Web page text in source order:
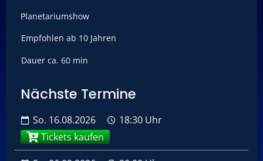
Planetariumshow
Empfohlen ab 10 Jahren
Dauer ca. 60 min
Nächste Termine
So. 16.08.2026
18:30 Uhr
Tickets kaufen